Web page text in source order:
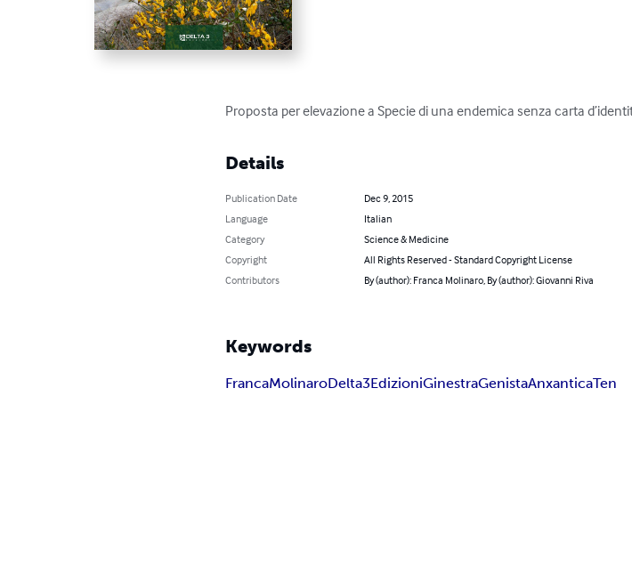
Proposta per elevazione a Specie di una endemica senza carta
Details
Publication Date
Dec 9, 2015
Language
Italian
Category
Science & Medicine
Copyright
All Rights Reserved - Standard Copyright License
Contributors
By (author): Franca Molinaro, By (author): Giovanni Riva
Keywords
FrancaMolinaroDelta3EdizioniGinestraGenistaAnxanticaTen